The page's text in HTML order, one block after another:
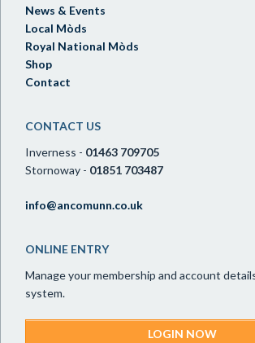
News & Events
Local Mòds
Royal National Mòds
Shop
Contact
CONTACT US
Inverness - 01463 709705
Stornoway - 01851 703487
info@ancomunn.co.uk
ONLINE ENTRY
Manage your membership and account
system.
LOGIN NOW